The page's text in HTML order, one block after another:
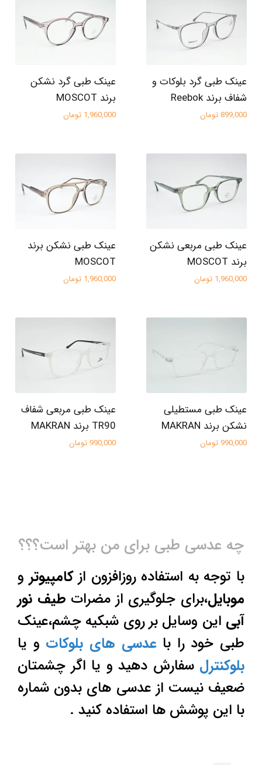
عینک طبی گرد بلوکات و
شفاف برند Reebok
899,000 تومان
عینک طبی گرد نشکن
برند MOSCOT
1,960,000 تومان
عینک طبی مربعی نشکن
برند MOSCOT
1,960,000 تومان
عینک طبی نشکن برند
MOSCOT
1,960,000 تومان
عینک طبی مستطیلی
نشکن برند MAKRAN
990,000 تومان
عینک طبی مربعی شفاف
TR90 برند MAKRAN
990,000 تومان
چه عدسی طبی برای من بهتر است؟؟؟
با توجه به استفاده روزافزون ازکامپیوتر و
موبایل،برای جلوگیری از مضرات طیف نور
آبی این وسایل بر روی شبکیه چشم،عینک
طبی خود را باعدسی های بلوکات و یا
بلوکنترل سفارش دهید و یا اگر چشمتان
ضعیف نیست از عدسی های بدون شماره
با این پوشش ها استفاده کنید .